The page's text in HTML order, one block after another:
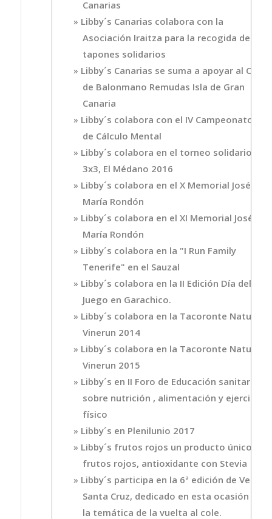
Canarias
Libby´s Canarias colabora con la
Asociación Iraitza para la recogida de
tapones solidarios
Libby´s Canarias se suma a apoyar al Club
de Balonmano Remudas Isla de Gran
Canaria
Libby´s colabora con el IV Campeonato
de Cálculo Mental
Libby´s colabora en el torneo solidario
3x3, El Médano 2016
Libby´s colabora en el X Memorial José
María Rondón
Libby´s colabora en el XI Memorial José
María Rondón
Libby´s colabora en la "I Run Family
Tenerife" en el Sauzal
Libby´s colabora en la II Edición Día del
Juego en Garachico.
Libby´s colabora en la Tacoronte Nature
Vinerun 2014
Libby´s colabora en la Tacoronte Nature
Vinerun 2015
Libby´s en II Foro de Educación sanitaria
sobre nutrición , alimentación y ejercicio
físico
Libby´s en Plenilunio 2017
Libby´s frutos rojos un producto único de
frutos rojos, antioxidante con Stevia
Libby´s participa en la 6ª edición de Ven
Santa Cruz, dedicado en esta ocasión a
la temática de la vuelta al cole.